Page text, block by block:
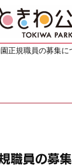
正規職員の募集に
職員の募